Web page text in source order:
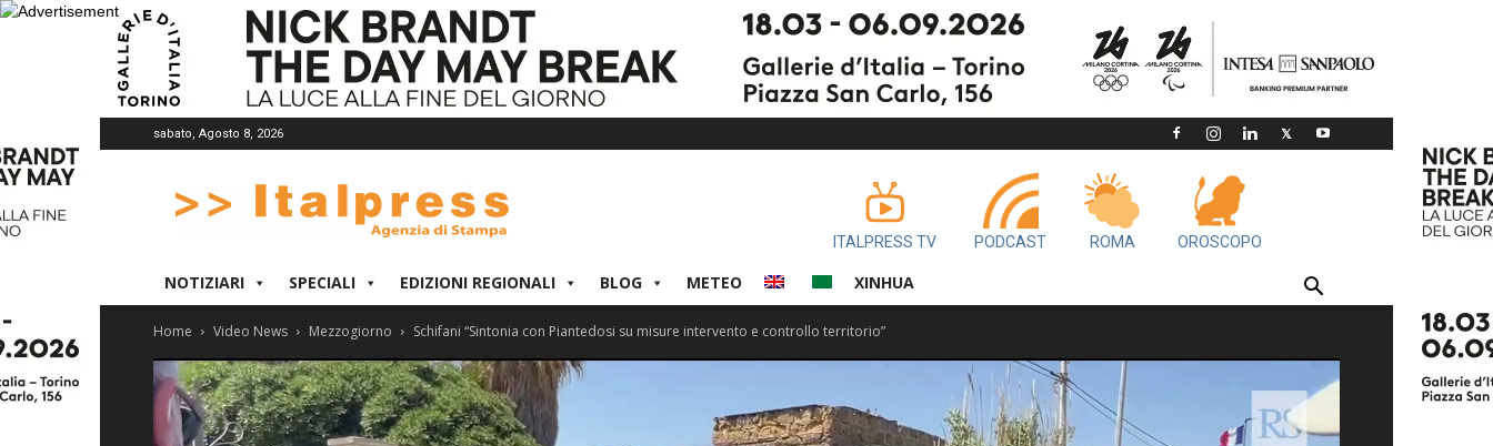
sabato, Agosto 8, 2026
ITALPRESS TV PODCAST ROMA OROSCOPO
NOTIZIARI SPECIALI EDIZIONI REGIONALI BLOG METEO XINHUA
Home Video News Mezzogiorno Schifani “Sintonia con Piantedosi su misure intervento e controllo territorio”